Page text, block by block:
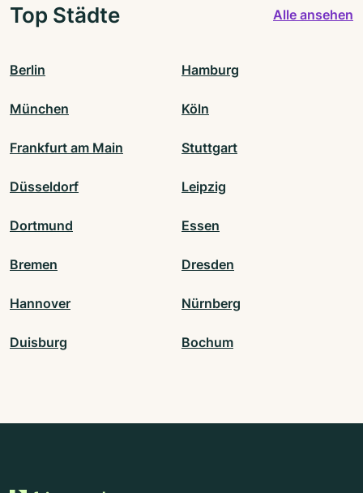
Top Städte Alle ansehen
Berlin Hamburg
München Köln
Frankfurt am Main Stuttgart
Düsseldorf Leipzig
Dortmund Essen
Bremen Dresden
Hannover Nürnberg
Duisburg Bochum